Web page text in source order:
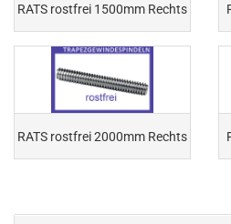
RATS rostfrei 1500mm Rechts
RATS rostfrei 2000mm Rechts